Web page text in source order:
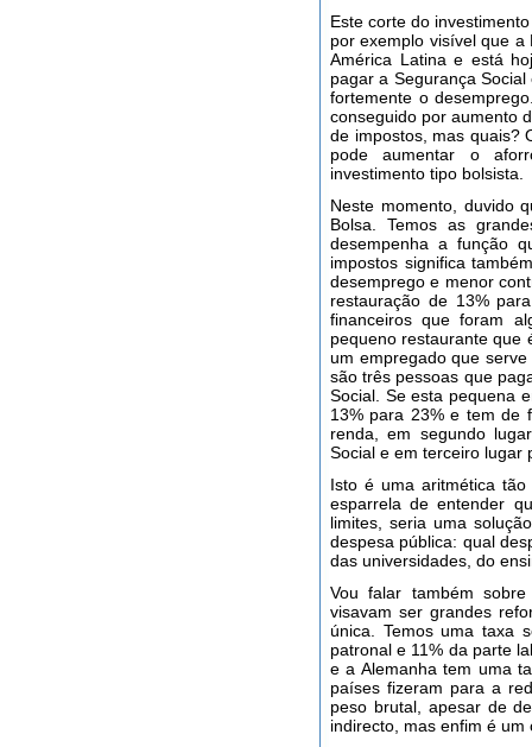
Este corte do
por exemplo visível que
América Latina e está
pagar a Segurança
fortemente o
conseguido por aumento
de impostos, mas quais?
pode aumentar o
investimento tipo bolsista.
Neste momento, duvido
Bolsa. Temos as
desempenha a função
impostos significa
desemprego e menor
restauração de 13%
financeiros que foram
pequeno restaurante que
um empregado que
são três pessoas que
Social. Se esta pequena
13% para 23% e tem de
renda, em segundo
Social e em terceiro lugar
Isto é uma aritmética
esparrela de entender
limites, seria uma
despesa pública: qual
das universidades, do
Vou falar também
visavam ser grandes
única. Temos uma taxa
patronal e 11% da parte
e a Alemanha tem uma
países fizeram para a
peso brutal, apesar de
indirecto, mas enfim é